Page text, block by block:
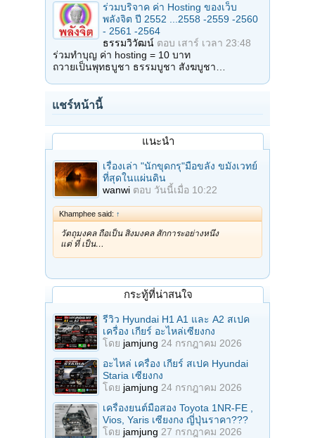
ร่วมบริจาค ค่า Hosting ของเว็บ
พลังจิต ปี 2552 ...2558 -2559 -2560
- 2561 -2564
ธรรมวิวัฒน์ ตอบ เสาร์ เวลา 23:48
ร่วมทำบุญ ค่า hosting = 10 บาท
ถวายเป็นพุทธบูชา ธรรมบูชา สังฆบูชา…
แชร์หน้านี้
แนะนำ
เรื่องเล่า "นักขุดกรุ"มือขลัง ขมังเวทย์
ที่สุดในแผ่นดิน
wanwi ตอบ วันนี้เมื่อ 10:22
Khamphee said: ↑
วัตถุมงคล ถือเป็น สิ่งมงคล สักการะอย่างหนึ่ง
แต่ ที่ เป็น…
กระทู้ที่น่าสนใจ
รีวิว Hyundai H1 A1 และ A2 สเปค
เครื่อง เกียร์ อะไหล่เซียงกง
โดย jamjung 24 กรกฎาคม 2026
อะไหล่ เครื่อง เกียร์ สเปค Hyundai
Staria เซียงกง
โดย jamjung 24 กรกฎาคม 2026
เครื่องยนต์มือสอง Toyota 1NR-FE ,
Vios, Yaris เซียงกง ญี่ปุ่นราคา???
โดย jamjung 27 กรกฎาคม 2026